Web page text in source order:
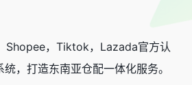
Shopee，Tiktok，Lazada官方认
，打造东南亚仓配一体化服务。